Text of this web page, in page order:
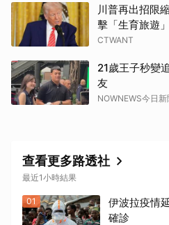
川普再出招限
擊「生育旅遊」
CTWANT
21歲王子秒變
友
NOWNEWS今日新
查看更多路透社
最近1小時結果
01
伊波拉疫情
確診